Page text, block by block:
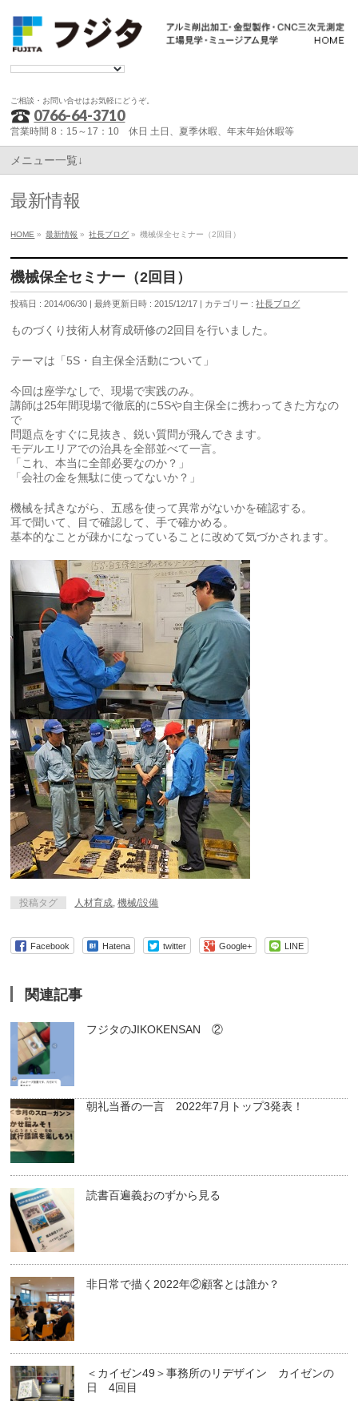
ご相談・お問い合せはお気軽にどうぞ。
0766-64-3710
営業時間 8：15～17：10 休日 土日、夏季休暇、年末年始休暇等
メニュー一覧↓
最新情報
HOME » 最新情報 » 社長ブログ » 機械保全セミナー（2回目）
機械保全セミナー（2回目）
投稿日 : 2014/06/30 最終更新日時 : 2015/12/17 カテゴリー :社長ブログ
ものづくり技術人材育成研修の2回目を行いました。
テーマは「5S・自主保全活動について」
今回は座学なしで、現場で実践のみ。
講師は25年間現場で徹底的に5Sや自主保全に携わってきた方なの
で
問題点をすぐに見抜き、鋭い質問が飛んできます。
モデルエリアでの治具を全部並べて一言。
「これ、本当に全部必要なのか？」
「会社の金を無駄に使ってないか？」
機械を拭きながら、五感を使って異常がないかを確認する。
耳で聞いて、目で確認して、手で確かめる。
基本的なことが疎かになっていることに改めて気づかされます。
投稿タグ 人材育成 ,機械/設備
Facebook Hatena twitter Google+ LINE
関連記事
フジタのJIKOKENSAN ②
朝礼当番の一言 2022年7月トップ3発表！
読書百遍義おのずから見る
非日常で描く2022年②顧客とは誰か？
＜カイゼン49＞事務所のリデザイン カイゼンの
日 4回目